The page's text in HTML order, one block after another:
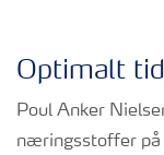
Optimalt
Poul Anker
næringsstoffer på